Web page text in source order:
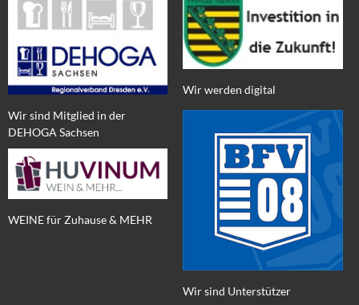
Wir sind Mitglied in der
DEHOGA Sachsen
WEINE für Zuhause & MEHR
Wir werden digital
Wir sind Unterstützer